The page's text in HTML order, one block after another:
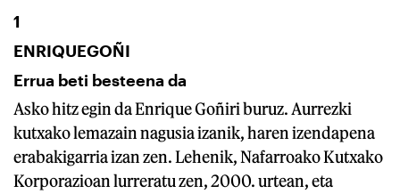
1
ENRIQUEGOÑI
Errua beti besteena da
Asko hitz egin da Enrique Goñiri buruz. Aurrezki
kutxako lemazain nagusia izanik, haren izendapena
erabakigarria izan zen. Lehenik, Nafarroako Kutxako
Korporazioan lurreratu zen, 2000. urtean, eta